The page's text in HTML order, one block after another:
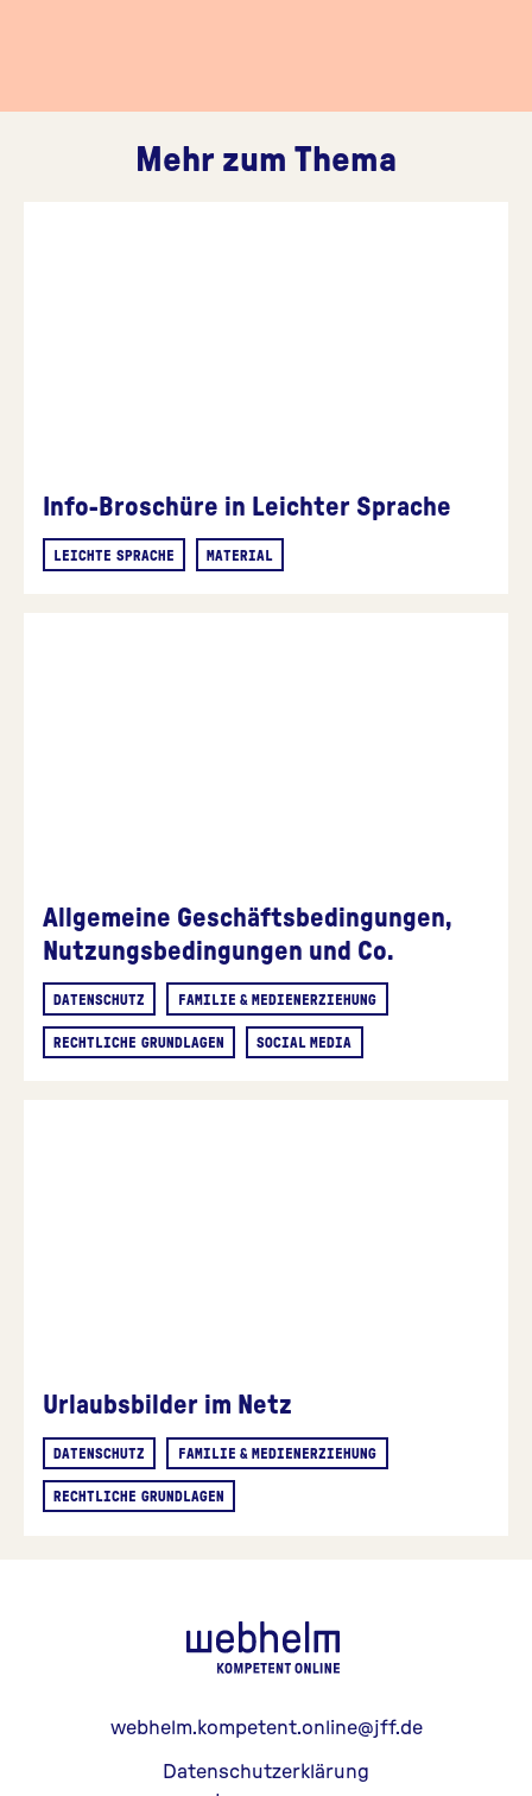
Mehr zum Thema
Info-Broschüre in Leichter Sprache
LEICHTE SPRACHE MATERIAL
Allgemeine Geschäftsbedingungen,
Nutzungsbedingungen und Co.
DATENSCHUTZ FAMILIE & MEDIENERZIEHUNG
RECHTLICHE GRUNDLAGEN SOCIAL MEDIA
Urlaubsbilder im Netz
DATENSCHUTZ FAMILIE & MEDIENERZIEHUNG
RECHTLICHE GRUNDLAGEN
webhelm.kompetent.online@jff.de
Datenschutzerklärung